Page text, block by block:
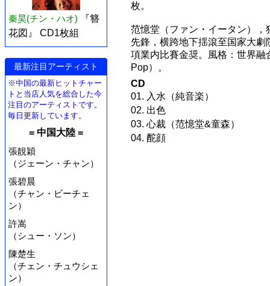
秦昊(チン・ハオ)
『簪
花図』 CD1枚組
最新注目アーティスト
※中国の最新ヒットチャー
トと当店人気を総合した今
注目のアーティストです。
毎日更新しています。
= 中国大陸 =
張靚穎
（ジェーン・チャン）
張碧晨
（チャン・ビーチェ
ン）
許嵩
（シュー・ソン）
陳楚生
（チェン・チュウシェ
ン）
枚。
范憶堂（ファン・イータン）
先鋒，横跨地下揺滾至国家大
項業内比賽金奨。風格：世界
Pop）。
CD
01. 入水（純音楽）
02. 出色
03. 心裁（范憶堂&童森）
04. 酡顔